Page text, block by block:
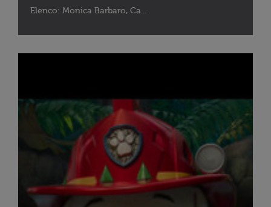
Elenco: Monica Barbaro, Ca...